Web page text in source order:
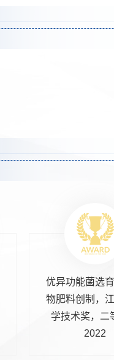
优异功能菌选
物肥料创制，
学技术奖，二
2022